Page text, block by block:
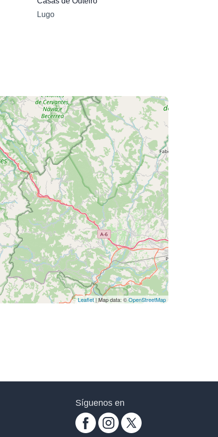
Lugo
Leaflet| Map data: ©OpenStreetMap
Síguenos en